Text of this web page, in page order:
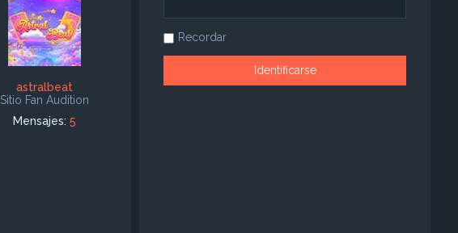
astralbeat
Sitio Fan Audition
Mensajes: 5
Recordar